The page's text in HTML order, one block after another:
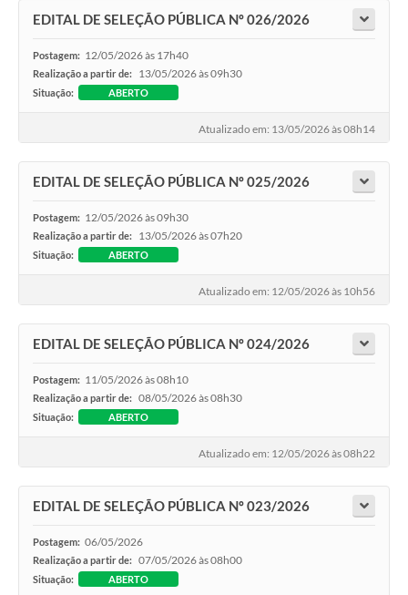
EDITAL DE SELEÇÃO PÚBLICA Nº 026/2026
Postagem: 12/05/2026 às 17h40
Realização a partir de: 13/05/2026 às 09h30
Situação: ABERTO
Atualizado em: 13/05/2026 às 08h14
EDITAL DE SELEÇÃO PÚBLICA Nº 025/2026
Postagem: 12/05/2026 às 09h30
Realização a partir de: 13/05/2026 às 07h20
Situação: ABERTO
Atualizado em: 12/05/2026 às 10h56
EDITAL DE SELEÇÃO PÚBLICA Nº 024/2026
Postagem: 11/05/2026 às 08h10
Realização a partir de: 08/05/2026 às 08h30
Situação: ABERTO
Atualizado em: 12/05/2026 às 08h22
EDITAL DE SELEÇÃO PÚBLICA Nº 023/2026
Postagem: 06/05/2026
Realização a partir de: 07/05/2026 às 08h00
Situação: ABERTO